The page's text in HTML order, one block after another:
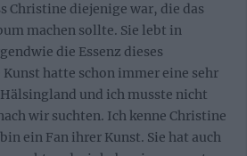
Christine diejenige war, die das
machen sollte. Sie lebt in
die Essenz dieses
hatte schon immer eine sehr
und ich musste nicht
wir suchten. Ich kenne Christine
ein Fan ihrer Kunst. Sie hat auch